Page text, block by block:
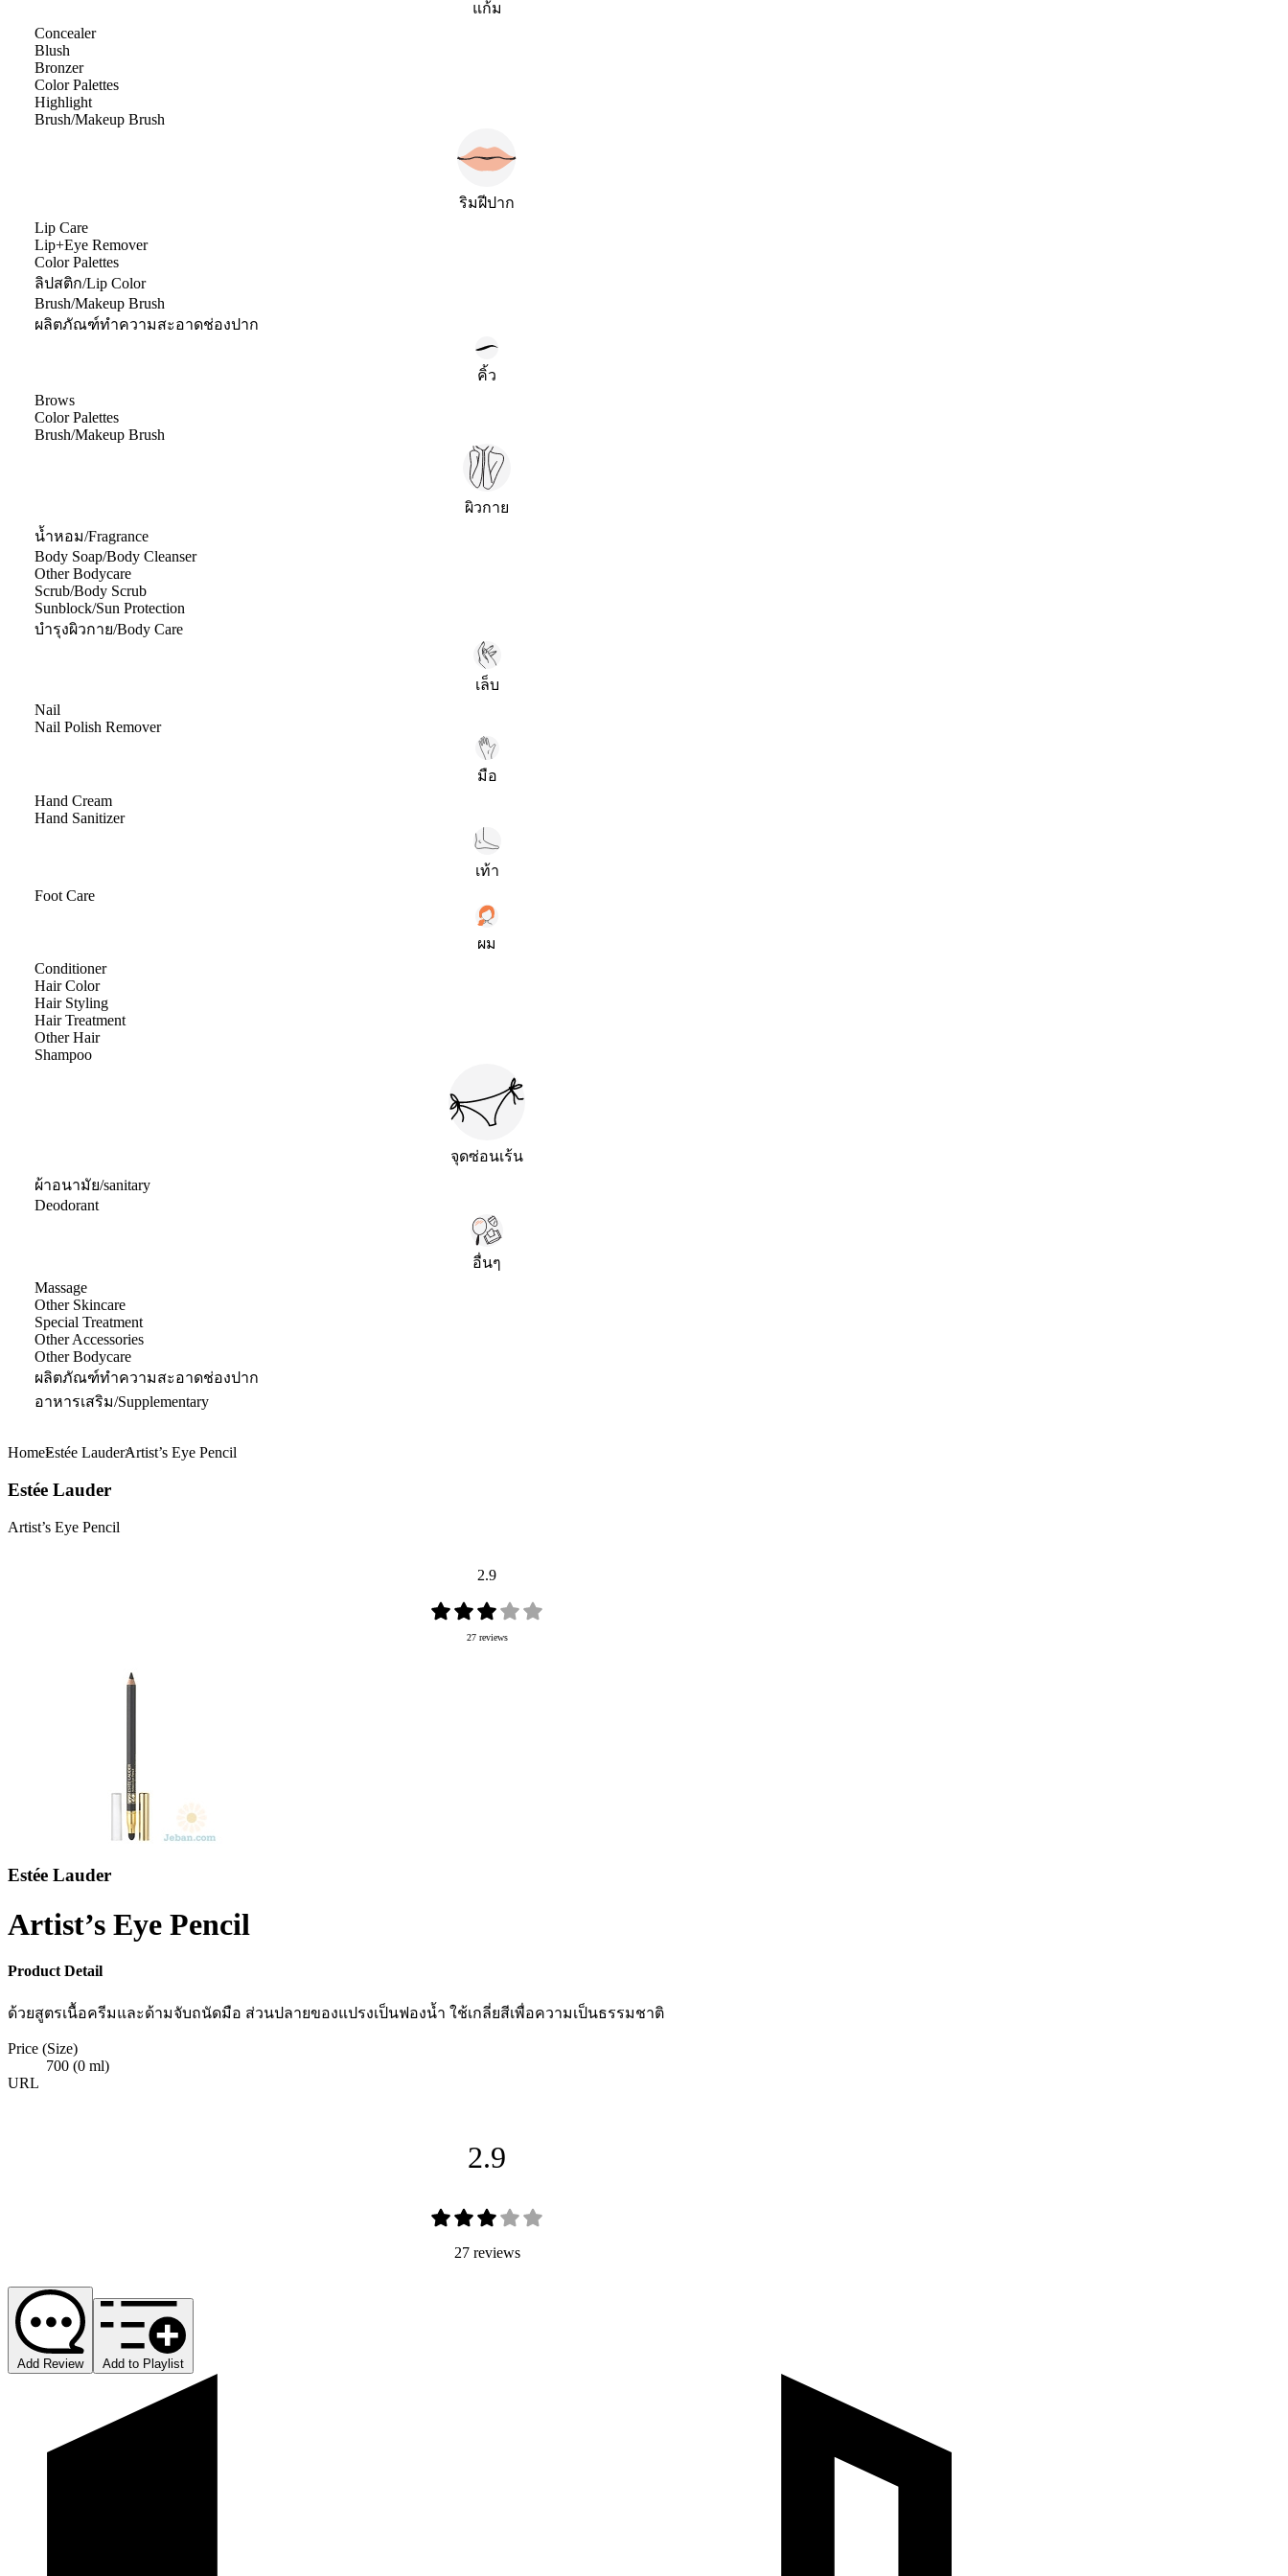
แก้ม
Concealer
Blush
Bronzer
Color Palettes
Highlight
Brush/Makeup Brush
ริมฝีปาก
Lip Care
Lip+Eye Remover
Color Palettes
ลิปสติก/Lip Color
Brush/Makeup Brush
ผลิตภัณฑ์ทำความสะอาดช่องปาก
คิ้ว
Brows
Color Palettes
Brush/Makeup Brush
ผิวกาย
น้ำหอม/Fragrance
Body Soap/Body Cleanser
Other Bodycare
Scrub/Body Scrub
Sunblock/Sun Protection
บำรุงผิวกาย/Body Care
เล็บ
Nail
Nail Polish Remover
มือ
Hand Cream
Hand Sanitizer
เท้า
Foot Care
ผม
Conditioner
Hair Color
Hair Styling
Hair Treatment
Other Hair
Shampoo
จุดซ่อนเร้น
ผ้าอนามัย/sanitary
Deodorant
อื่นๆ
Massage
Other Skincare
Special Treatment
Other Accessories
Other Bodycare
ผลิตภัณฑ์ทำความสะอาดช่องปาก
อาหารเสริม/Supplementary
HomeEstée LauderArtist’s Eye Pencil
Estée Lauder
Artist’s Eye Pencil
2.9
27 reviews
Estée Lauder
Artist’s Eye Pencil
Product Detail
ด้วยสูตรเนื้อครีมและด้ามจับถนัดมือ ส่วนปลายของแปรงเป็นฟองน้ำ ใช้เกลี่ยสีเพื่อความเป็นธรรมชาติ
Price (Size)
700 (0 ml)
URL
2.9
27 reviews
Add Review Add to Playlist